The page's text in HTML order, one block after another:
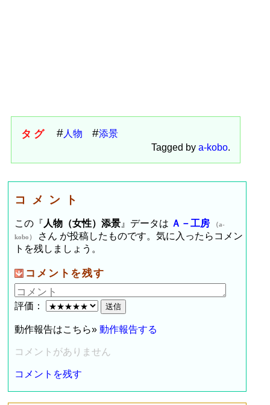
タグ 人物
添景
Tagged by a-kobo.
コメント
この『 人物（女性）添景 』データは Ａ－工房
（a-
kobo）
さん が投稿したものです。気に入ったらコメン
トを残しましょう。
コメントを残す
評価：
動作報告はこちら»動作報告する
コメントがありません
コメントを残す